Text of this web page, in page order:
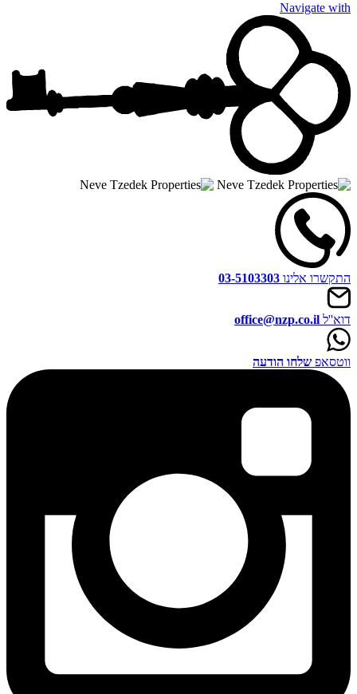
Navigate with
התקשרו אלינו 03-5103303
דוא''ל office@nzp.co.il
ווטסאפ שלחו הודעה